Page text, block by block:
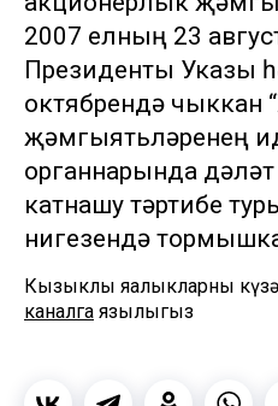
2007 елның 23
Президенты Указы
октябрендә чыккан
җәмгыятьләренең
органнарында
катнашу тәртибе
нигезендә
Кызыклы яңалыкларны
каналга язылыгыз